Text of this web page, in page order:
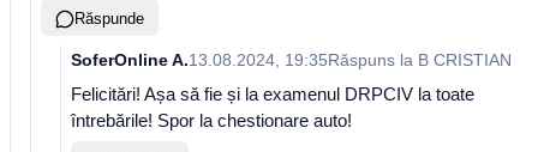
Răspunde
SoferOnline A.13.08.2024, 19:35Răspuns la B CRISTIAN
Felicitări! Așa să fie și la examenul DRPCIV la toate
întrebările! Spor la chestionare auto!